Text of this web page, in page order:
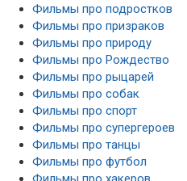
Фильмы про подростков
Фильмы про призраков
Фильмы про природу
Фильмы про Рождество
Фильмы про рыцарей
Фильмы про собак
Фильмы про спорт
Фильмы про супергероев
Фильмы про танцы
Фильмы про футбол